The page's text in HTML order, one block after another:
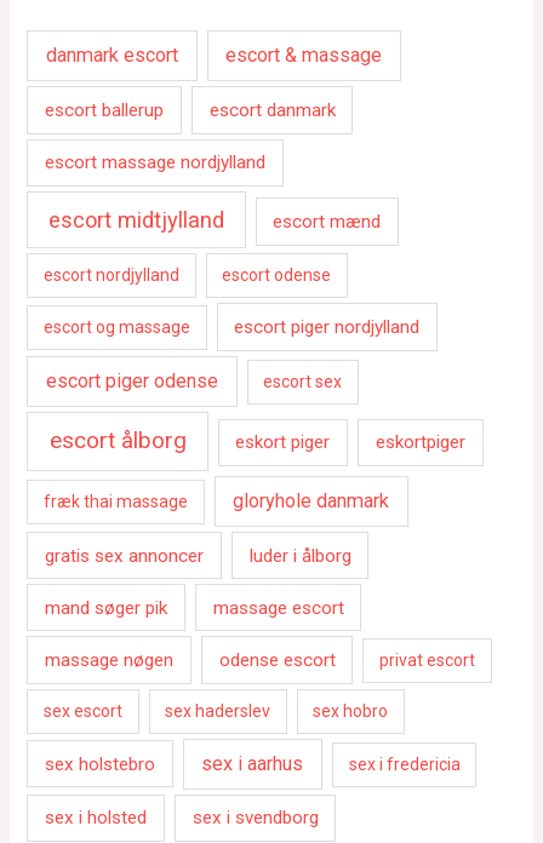
danmark escort escort & massage
escort ballerup escort danmark
escort massage nordjylland
escort midtjylland escort mænd
escort nordjylland escort odense
escort og massage escort piger nordjylland
escort piger odense escort sex
escort ålborg eskort piger eskortpiger
fræk thai massage gloryhole danmark
gratis sex annoncer luder i ålborg
mand søger pik massage escort
massage nøgen odense escort privat escort
sex escort sex haderslev sex hobro
sex holstebro sex i aarhus sex i fredericia
sex i holsted sex i svendborg